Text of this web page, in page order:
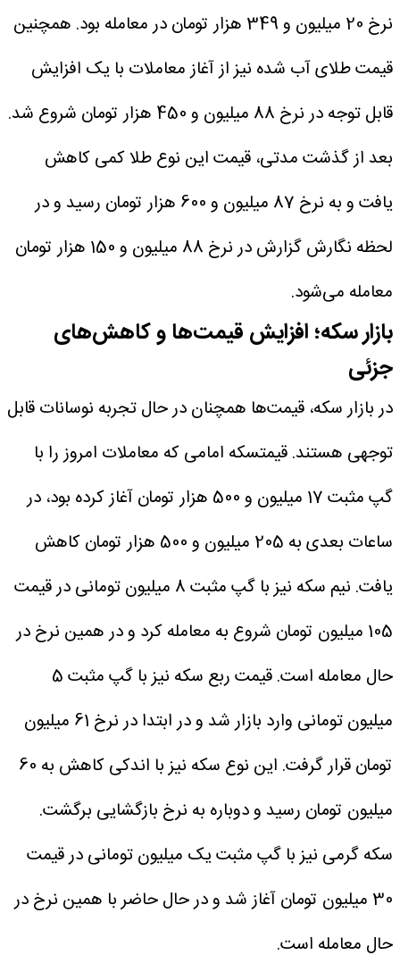
نرخ 20 میلیون و 349 هزار تومان در معامله بود.
همچنین
قیمت طلای آب شده نیز از آغاز معاملات با یک افزایش
قابل توجه در نرخ 88 میلیون و 450 هزار تومان شروع شد.
بعد از گذشت مدتی، قیمت این نوع طلا کمی کاهش
یافت و به نرخ 87 میلیون و 600 هزار تومان رسید و در
لحظه نگارش گزارش در نرخ 88 میلیون و 150 هزار تومان
معامله می‌شود.
بازار سکه؛ افزایش قیمت‌ها و کاهش‌های
جزئی
در بازار سکه، قیمت‌ها همچنان در حال تجربه نوسانات قابل
توجهی هستند. قیمتسکه امامی که معاملات امروز را با
گپ مثبت 17 میلیون و 500 هزار تومان آغاز کرده بود، در
ساعات بعدی به 205 میلیون و 500 هزار تومان کاهش
یافت.
نیم سکه نیز با گپ مثبت 8 میلیون تومانی در قیمت
105 میلیون تومان شروع به معامله کرد و در همین نرخ در
حال معامله است. قیمت ربع سکه نیز با گپ مثبت 5
میلیون تومانی وارد بازار شد و در ابتدا در نرخ 61 میلیون
تومان قرار گرفت. این نوع سکه نیز با اندکی کاهش به 60
میلیون تومان رسید و دوباره به نرخ بازگشایی برگشت.
سکه گرمی نیز با گپ مثبت یک میلیون تومانی در قیمت
30 میلیون تومان آغاز شد و در حال حاضر با همین نرخ در
حال معامله است.